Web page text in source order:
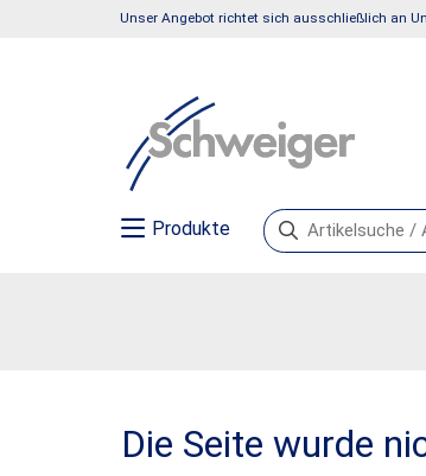
Die Seite wurde
Unser Angebot richtet sich ausschließlich an
Produkte